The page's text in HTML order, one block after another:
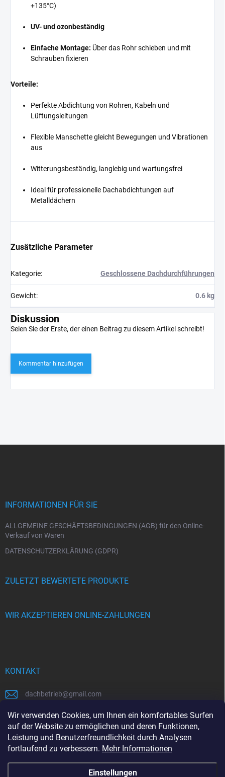
Wir verwenden Cookies, um Ihnen ein komfortables Surfen
auf der Website zu ermöglichen und deren Funktionen,
Leistung und Benutzerfreundlichkeit durch Analysen
fortlaufend zu verbessern. Mehr Informationen
Einstellungen
+135°C)
UV- und ozonbeständig
Einfache Montage: Über das Rohr schieben und mit
Schrauben fixieren
Vorteile:
Perfekte Abdichtung von Rohren, Kabeln und
Lüftungsleitungen
Flexible Manschette gleicht Bewegungen und Vibrationen
aus
Witterungsbeständig, langlebig und wartungsfrei
Ideal für professionelle Dachabdichtungen auf
Metalldächern
Zusätzliche Parameter
Kategorie: Geschlossene Dachdurchführungen
Gewicht: 0.6 kg
Diskussion
Seien Sie der Erste, der einen Beitrag zu diesem Artikel schreibt!
Kommentar hinzufügen
INFORMATIONEN FÜR SIE
ALLGEMEINE GESCHÄFTSBEDINGUNGEN (AGB) für den Online-
Verkauf von Waren
DATENSCHUTZERKLÄRUNG (GDPR)
ZULETZT BEWERTETE PRODUKTE
WIR AKZEPTIEREN ONLINE-ZAHLUNGEN
KONTAKT
dachbetrieb@gmail.com
00421948484112
00421948484112
https://www.facebook.com/www.dachbetrieb.at